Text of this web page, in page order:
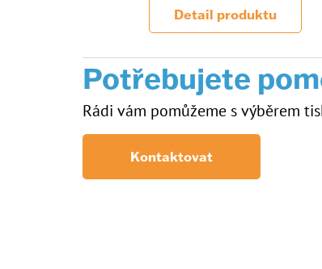
Detail produktu
Potřebujete
Rádi vám pomůžeme s výběrem
Kontaktovat